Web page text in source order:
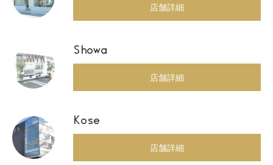
店舗詳細
Showa
店舗詳細
Kose
店舗詳細